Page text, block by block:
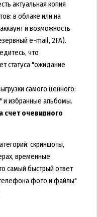
актуальная копия
в облаке или на
и возможность
e-mail, 2FA).
что
статуса "ожидание
самого ценного:
и избранные альбомы.
счет очевидного
скриншоты,
временные
самый быстрый ответ
телефона фото и файлы"